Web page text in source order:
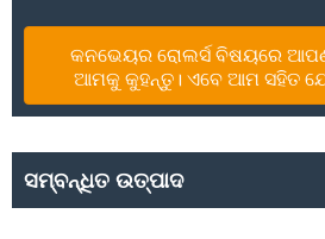
କନଭେୟର ରୋଲର୍ସ ବିଷୟରେ
ଆମକୁ କୁହନ୍ତୁ। ଏବେ ଆମ ସହିତ
ସମ୍ବନ୍ଧିତ ଉତ୍ପାଦ